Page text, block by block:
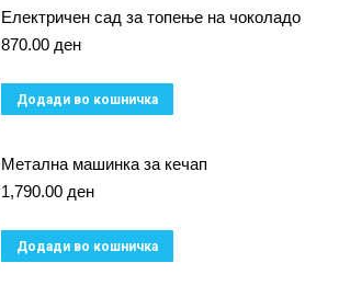
Електричен сад за топење на чоколадо
870.00 ден
Додади во кошничка
Метална машинка за кечап
1,790.00 ден
Додади во кошничка